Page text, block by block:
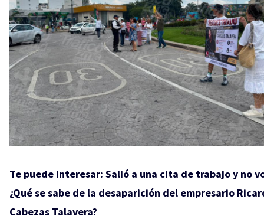
Te puede interesar: Salió a una cita de trabajo y no
¿Qué se sabe de la desaparición del empresario
Cabezas Talavera?